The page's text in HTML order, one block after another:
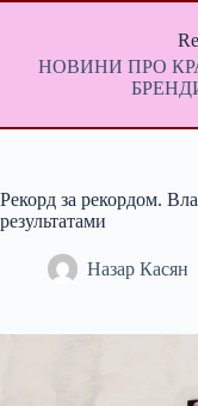
Перейти
НОВИНИ ПРО
Рекорд за рекордом.
результатами
Назар Касян